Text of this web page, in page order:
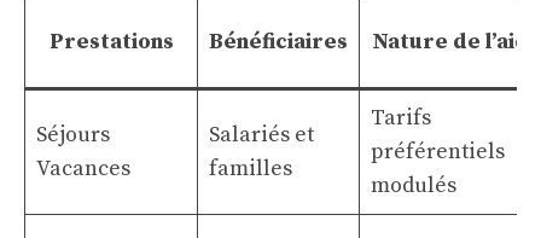
Prestations Bénéficiaires Nature de l’aide
Séjours
Vacances
Salariés et
familles
Tarifs
préférentiels
modulés